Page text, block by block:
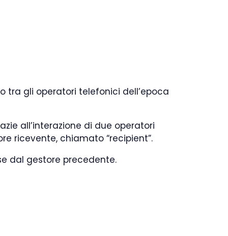
tra gli operatori telefonici dell’epoca
all’interazione di due operatori
ricevente, chiamato “recipient”.
dal gestore precedente.